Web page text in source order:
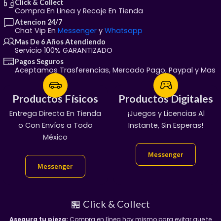
que te garantizamos una experiencia de compra
profesional y totalmente confiable:
📦 1. Envíos a toda la República
Mexicana
Protección Nivel Coleccionista:Somos
especialistas en empaque. Protegemos tu envío de
manera meticulosa para garantizar que tanto la
tarjeta premium como la burbuja plástica te
lleguen impecables, sin dobleces ni esquinas
maltratadas.
Realizamos envíos rápidos a
cualquier estado del país a través de las empresas
de mensajería más seguras. Te proporcionamos tu
rastrees tu paquete en tiempo real.
Click & Collect
Compra En Linea y Recoje En Tienda
Atencion 24/7
Chat Vip En Messenger y Whatsapp
Mas De 6 Años Atendiendo
Servicio 100% GARANTIZADO
Pagos Seguros
Aceptamos Trasferencias, Mercado Pago, Paypal y Mas
Productos Físicos
Entrega Directa En Tienda
o Con Envíos a Todo
México
Messenger
Productos Físicos
¡Servicio Garantizado!
Manda Mensaje:
Messenger
Productos Digitales
¡Juegos y Licencias Al
Instante, Sin Esperas!
Messenger
Productos Digitales
100% Garantizado
Entregas En Chat Vip
Messenger
🏪 Click & Collect